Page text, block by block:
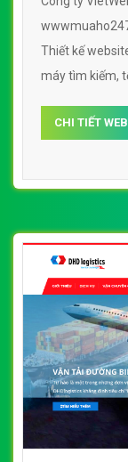
Thiết kế
máy tìm kiếm,
hộ hàng nhật
CHI TIẾT